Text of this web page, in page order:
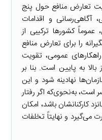
تعارض منافع حول پنج
آگاهی‌رسانی و اقدامات
عموماً کشورها ترکیبی از
را برای تعارض منافع
عمومی، تقویت
به پایین است. بنا بر
نهادینه شود و این
است، به‌نحوی‌که اگر رفتار
کارکنانشان باشد، امکان
و نهایتاً تخلفات